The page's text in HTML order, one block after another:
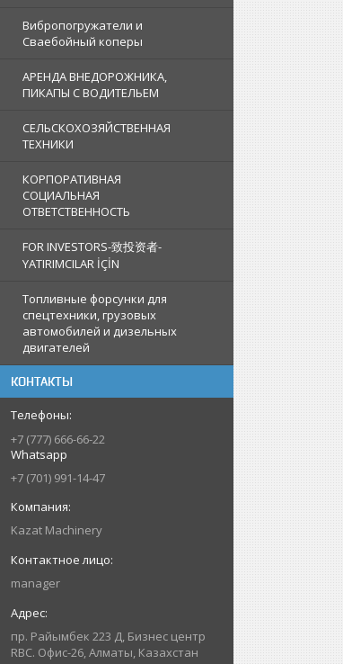
Вибропогружатели и
Сваебойный коперы
АРЕНДА ВНЕДОРОЖНИКА,
ПИКАПЫ С ВОДИТЕЛЬЕМ
СЕЛЬСКОХОЗЯЙСТВЕННАЯ
ТЕХНИКИ
КОРПОРАТИВНАЯ
СОЦИАЛЬНАЯ
ОТВЕТСТВЕННОСТЬ
FOR INVESTORS-致投资者-
YATIRIMCILAR İÇİN
Топливные форсунки для
спецтехники, грузовых
автомобилей и дизельных
двигателей
КОНТАКТЫ
+7 (777) 666-66-22
Whatsapp
+7 (701) 991-14-47
Kazat Machinery
manager
пр. Райымбек 223 Д, Бизнес центр
RBC. Офис-26, Алматы, Казахстан